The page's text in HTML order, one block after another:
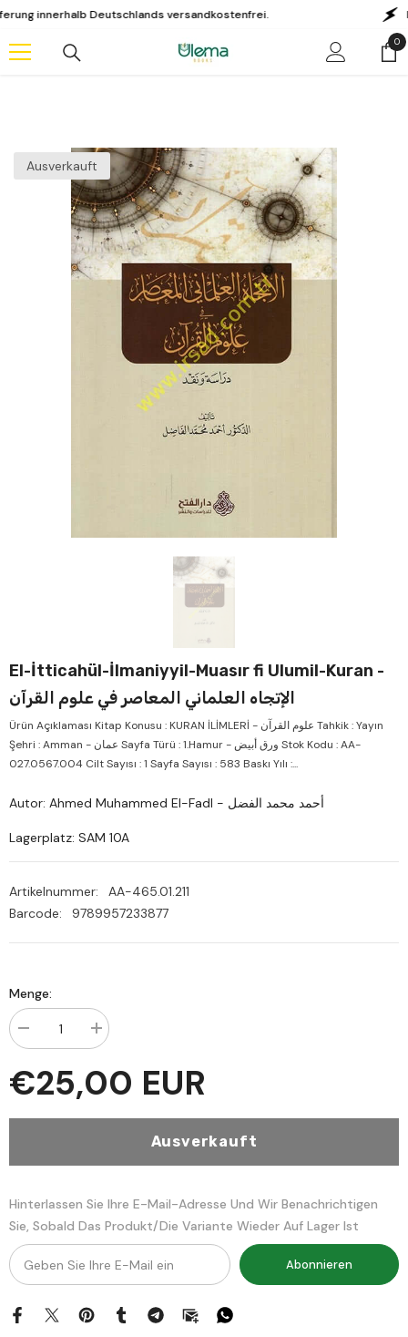
Zum Inhalt springen
Deutschlands versandkostenfrei. KAUF
0
0
Ausverkauft
El-İtticahül-İlmaniyyil-Muasır fi Ulumil-Kuran -
الإتجاه العلماني المعاصر في علوم القرآن
Ürün Açıklaması Kitap Konusu : KURAN İLİMLERİ - علوم القرآن Tahkik : Yayın
Şehri : Amman - عمان Sayfa Türü : 1.Hamur - ورق أبيض Stok Kodu : AA-
027.0567.004 Cilt Sayısı : 1 Sayfa Sayısı : 583 Baskı Yılı :...
Autor: Ahmed Muhammed El-Fadl - أحمد محمد الفضل
Lagerplatz: SAM 10A
Artikelnummer:
AA-465.01.211
Barcode:
9789957233877
Menge:
verringern
El-
İtticahül-
Muasır
العلماني
المعاصر
في
Menge
erhöhen
El-
İtticahül-
Muasır
العلماني
المعاصر
في
€25,00 EUR
Ausverkauft
Hinterlassen Sie Ihre E-Mail-Adresse Und Wir Benachrichtigen
Sie, Sobald Das Produkt/die Variante Wieder Auf Lager Ist
Abonnieren